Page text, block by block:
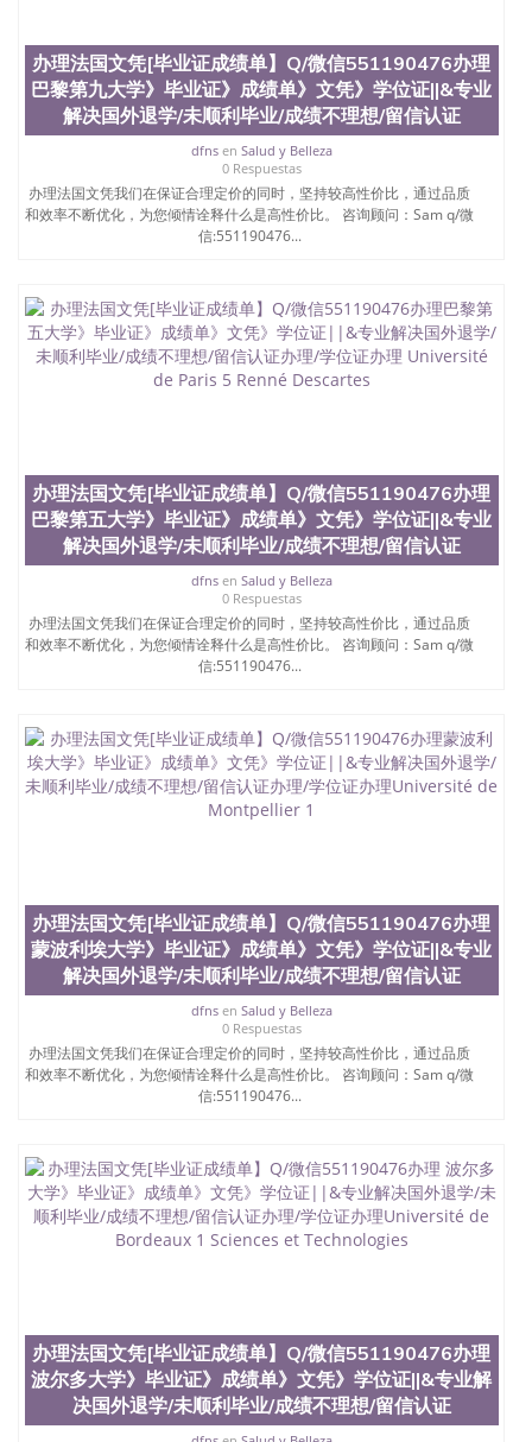
Jose State University）圣何塞州立大学学历证书
（San Jose State University）澳洲读书未毕业找人做
文凭学位qq微信551190476澳洲读CQU中央昆士兰大
学学历 绩单购买学位证书/澳洲读本科硕士做文凭/购
买澳洲大学毕业证成绩单假文凭学历
offieUniversityofSouthernQueensland 澳洲读书未毕
业找人做文凭学位qq微信551190476澳洲读CQU中央
昆士兰大学学历成绩单购买学位证书/澳洲读本科硕
士做文凭/购买澳洲大学毕业证成绩单假文凭学历办
理法国文凭[毕业证成绩单】Q/微信551190476办理巴
理/学位证办理Université de Paris 6 Pierre et Marie
Curie
办理法国文凭[毕业证成绩单】Q/微信551190476办理
巴黎第九大学》毕业证》成绩单》文凭》学位证||&专业
解决国外退学/未顺利毕业/成绩不理想/留信认证
dfnsen Salud y Belleza
0 Respuestas
办理法国文凭我们在保证合理定价的同时，坚持较高性价比，通过品质
和效率不断优化，为您倾情诠释什么是高性价比。 咨询顾问：Sam q/微
信:551190476...
办理法国文凭[毕业证成绩单】Q/微信551190476办理
巴黎第五大学》毕业证》成绩单》文凭》学位证||&专业
解决国外退学/未顺利毕业/成绩不理想/留信认证
dfnsen Salud y Belleza
0 Respuestas
办理法国文凭我们在保证合理定价的同时，坚持较高性价比，通过品质
和效率不断优化，为您倾情诠释什么是高性价比。 咨询顾问：Sam q/微
信:551190476...
办理法国文凭[毕业证成绩单】Q/微信551190476办理
蒙波利埃大学》毕业证》成绩单》文凭》学位证||&专业
解决国外退学/未顺利毕业/成绩不理想/留信认证
dfnsen Salud y Belleza
0 Respuestas
办理法国文凭我们在保证合理定价的同时，坚持较高性价比，通过品质
和效率不断优化，为您倾情诠释什么是高性价比。 咨询顾问：Sam q/微
信:551190476...
办理法国文凭[毕业证成绩单】Q/微信551190476办理
波尔多大学》毕业证》成绩单》文凭》学位证||&专业解
决国外退学/未顺利毕业/成绩不理想/留信认证